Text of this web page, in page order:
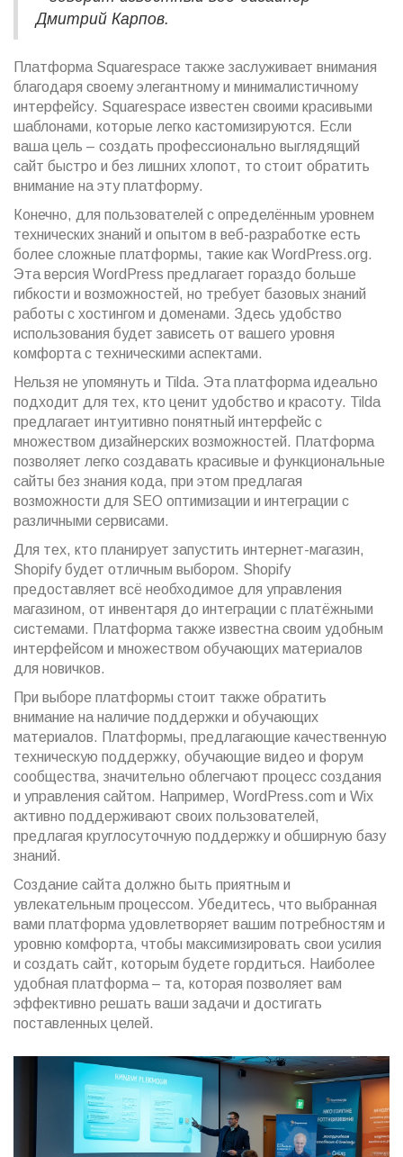
Дмитрий Карпов.
Платформа Squarespace также заслуживает внимания
благодаря своему элегантному и минималистичному
интерфейсу. Squarespace известен своими красивыми
шаблонами, которые легко кастомизируются. Если
ваша цель – создать профессионально выглядящий
сайт быстро и без лишних хлопот, то стоит обратить
внимание на эту платформу.
Конечно, для пользователей с определённым уровнем
технических знаний и опытом в веб-разработке есть
более сложные платформы, такие как WordPress.org.
Эта версия WordPress предлагает гораздо больше
гибкости и возможностей, но требует базовых знаний
работы с хостингом и доменами. Здесь удобство
использования будет зависеть от вашего уровня
комфорта с техническими аспектами.
Нельзя не упомянуть и Tilda. Эта платформа идеально
подходит для тех, кто ценит удобство и красоту. Tilda
предлагает интуитивно понятный интерфейс с
множеством дизайнерских возможностей. Платформа
позволяет легко создавать красивые и функциональные
сайты без знания кода, при этом предлагая
возможности для SEO оптимизации и интеграции с
различными сервисами.
Для тех, кто планирует запустить интернет-магазин,
Shopify будет отличным выбором. Shopify
предоставляет всё необходимое для управления
магазином, от инвентаря до интеграции с платёжными
системами. Платформа также известна своим удобным
интерфейсом и множеством обучающих материалов
для новичков.
При выборе платформы стоит также обратить
внимание на наличие поддержки и обучающих
материалов. Платформы, предлагающие качественную
техническую поддержку, обучающие видео и форум
сообщества, значительно облегчают процесс создания
и управления сайтом. Например, WordPress.com и Wix
активно поддерживают своих пользователей,
предлагая круглосуточную поддержку и обширную базу
знаний.
Создание сайта должно быть приятным и
увлекательным процессом. Убедитесь, что выбранная
вами платформа удовлетворяет вашим потребностям и
уровню комфорта, чтобы максимизировать свои усилия
и создать сайт, которым будете гордиться. Наиболее
удобная платформа – та, которая позволяет вам
эффективно решать ваши задачи и достигать
поставленных целей.